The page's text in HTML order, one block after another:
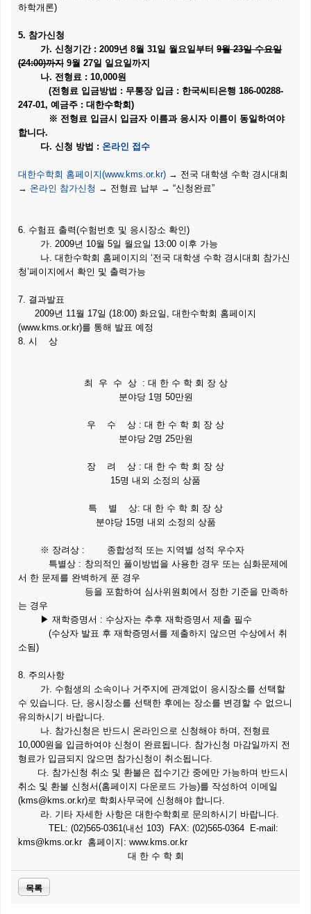
하학개론)
5. 참가신청
가. 신청기간 : 2009년 8월 31일 월요일부터 9월 23일 수요일
(24:00)까지 9월 27일 일요일까지
나. 전형료 : 10,000원
(전형료 입금방법 : 무통장 입금 : 한국씨티은행 186-00288-
247-01, 예금주 : 대한수학회)
※ 전형료 입금시 입금자 이름과 응시자 이름이 동일하여야
합니다.
다. 신청 방법 : 온라인 접수
대한수학회 홈페이지(www.kms.or.kr) → 전국 대학생 수학 경시대회
→ 온라인 참가신청 → 전형료 납부 → “신청완료”
6. 수험표 출력(수험번호 및 응시장소 확인)
가. 2009년 10월 5일 월요일 13:00 이후 가능
나. 대한수학회 홈페이지의 ‘전국 대학생 수학 경시대회 참가신
청’페이지에서 확인 및 출력가능
7. 결과발표
2009년 11월 17일 (18:00) 화요일, 대한수학회 홈페이지
(www.kms.or.kr)를 통해 발표 예정
8. 시 상
최 우 수 상 : 대 한 수 학 회 장 상
분야당 1명 50만원
우 수 상 : 대 한 수 학 회 장 상
분야당 2명 25만원
장 려 상 : 대 한 수 학 회 장 상
15명 내외 소정의 상품
특 별 상: 대 한 수 학 회 장 상
분야당 15명 내외 소정의 상품
※ 장려상 :
종합성적 또는 지역별 성적 우수자
특별상 : 창의적인 풀이방법을 사용한 경우 또는 심화문제에
서 한 문제를 완벽하게 푼 경우
등을 포함하여 심사위원회에서 정한 기준을 만족하
는 경우
▶ 재학증명서 : 수상자는 추후 재학증명서 제출 필수
(수상자 발표 후 재학증명서를 제출하지 않으면 수상에서 취
소됨)
8. 주의사항
가. 수험생의 소속이나 거주지에 관계없이 응시장소를 선택할
수 있습니다. 단, 응시장소를 선택한 후에는 장소를 변경할 수 없으니
유의하시기 바랍니다.
나. 참가신청은 반드시 온라인으로 신청해야 하며, 전형료
10,000원을 입금하여야 신청이 완료됩니다. 참가신청 마감일까지 전
형료가 입금되지 않으면 참가신청이 취소됩니다.
다. 참가신청 취소 및 환불은 접수기간 중에만 가능하며 반드시
취소 및 환불 신청서(홈페이지 다운로드 가능)를 작성하여 이메일
(kms@kms.or.kr)로 학회사무국에 신청해야 합니다.
라. 기타 자세한 사항은 대한수학회로 문의하시기 바랍니다.
TEL: (02)565-0361(내선 103) FAX: (02)565-0364 E-mail:
kms@kms.or.kr 홈페이지: www.kms.or.kr
대 한 수 학 회
목록